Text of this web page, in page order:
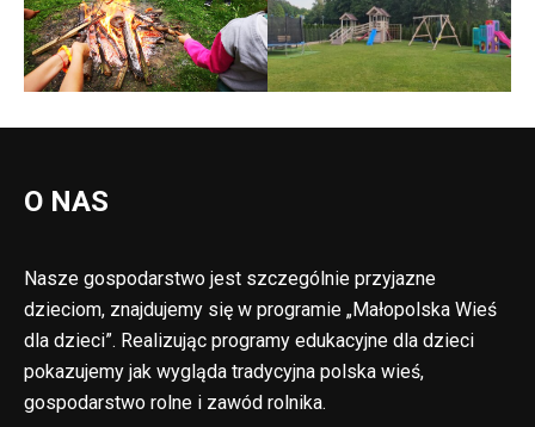
O NAS
Nasze gospodarstwo jest szczególnie przyjazne
dzieciom, znajdujemy się w programie „Małopolska Wieś
dla dzieci”. Realizując programy edukacyjne dla dzieci
pokazujemy jak wygląda tradycyjna polska wieś,
gospodarstwo rolne i zawód rolnika.